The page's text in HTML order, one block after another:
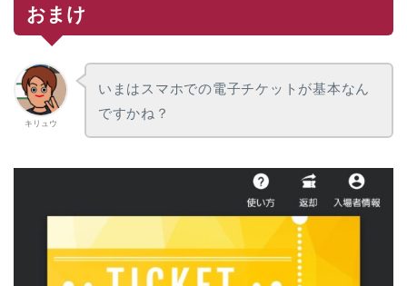
おまけ
キリュウ
いまはスマホでの電子チケットが基本なん
ですかね？